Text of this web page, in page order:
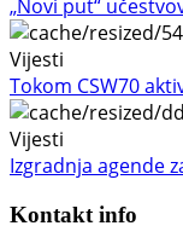
„Novi put“
Vijesti
Tokom CSW70
Vijesti
Izgradnja agende
Kontakt info